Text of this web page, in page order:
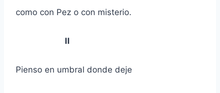
como con Pez o con misterio.
II
Pienso en umbral donde deje